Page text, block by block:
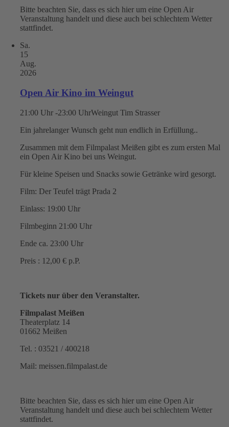
Bitte beachten Sie, dass es sich hier um eine Open Air
Veranstaltung handelt und diese auch bei schlechtem Wetter
stattfindet.
Sa.
15
Aug.
2026
Open Air Kino im Weingut
21:00 Uhr -23:00 UhrWeingut Tim Strasser
Ein jahrelanger Wunsch geht nun endlich in Erfüllung..
Zusammen mit dem Filmpalast Meißen gibt es zum ersten Mal
ein Open Air Kino bei uns Weingut.
Für kleine Speisen und Snacks sowie Getränke wird gesorgt.
Film: Der Teufel trägt Prada 2
Einlass: 19:00 Uhr
Filmbeginn 21:00 Uhr
Ende ca. 23:00 Uhr
Preis : 12,00 € p.P.
Tickets nur über den Veranstalter.
Filmpalast Meißen
Theaterplatz 14
01662 Meißen
Tel. : 03521 / 400218
Mail: meissen.filmpalast.de
Bitte beachten Sie, dass es sich hier um eine Open Air
Veranstaltung handelt und diese auch bei schlechtem Wetter
stattfindet.